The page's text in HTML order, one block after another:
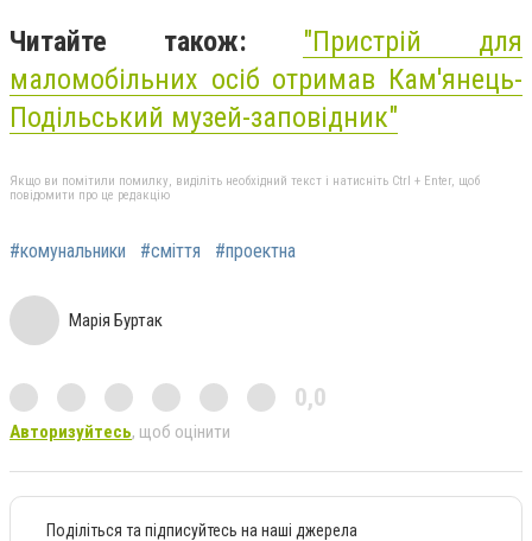
Читайте також: "Пристрій для
маломобільних осіб отримав Кам'янець-
Подільський музей-заповідник"
Якщо ви помітили помилку, виділіть необхідний текст і натисніть Ctrl + Enter, щоб
повідомити про це редакцію
#комунальники #сміття #проектна
Марія Буртак
0,0
Авторизуйтесь, щоб оцінити
Поділіться та підписуйтесь на наші джерела